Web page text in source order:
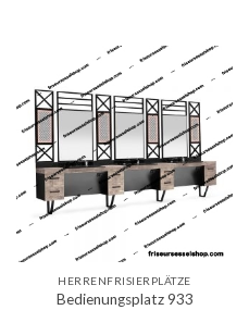
HERRENFRISIERPLÄTZE
Bedienungsplatz 933